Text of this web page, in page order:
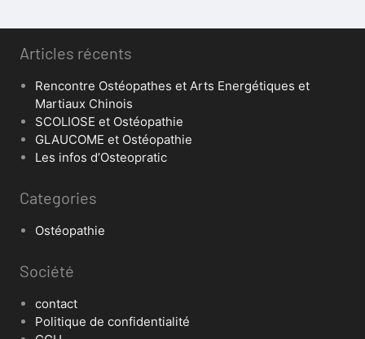
Articles récents
Rencontre Ostéopathes et Arts Energétiques et
Martiaux Chinois
SCOLIOSE et Ostéopathie
GLAUCOME et Ostéopathie
Les infos d’Osteopratic
Categories
Ostéopathie
Société
contact
Politique de confidentialité